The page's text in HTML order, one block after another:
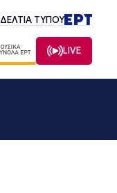
ΔΕΛΤΙΑ ΤΥΠΟΥ
LIVE